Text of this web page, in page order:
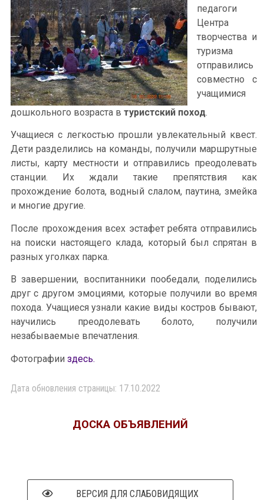
педагоги
Центра
творчества и
туризма
отправились
совместно с
учащимися
дошкольного возраста в туристский поход.
Учащиеся с легкостью прошли увлекательный квест.
Дети разделились на команды, получили маршрутные
листы, карту местности и отправились преодолевать
станции. Их ждали такие препятствия как
прохождение болота, водный слалом, паутина, змейка
и многие другие.
После прохождения всех эстафет ребята отправились
на поиски настоящего клада, который был спрятан в
разных уголках парка.
В завершении, воспитанники пообедали, поделились
друг с другом эмоциями, которые получили во время
похода. Учащиеся узнали какие виды костров бывают,
научились преодолевать болото, получили
незабываемые впечатления.
Фотографии здесь.
Дата обновления страницы: 17.10.2022
ДОСКА ОБЪЯВЛЕНИЙ
ВЕРСИЯ ДЛЯ СЛАБОВИДЯЩИХ